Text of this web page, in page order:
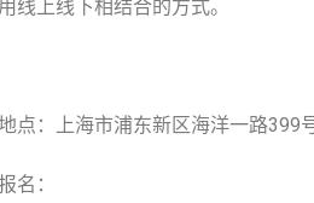
上线下相结合的方式。
：上海市浦东新区海洋一路399
：